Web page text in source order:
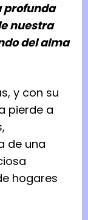
profunda
nuestra
del alma
y con su
pierde a
de una
hogares